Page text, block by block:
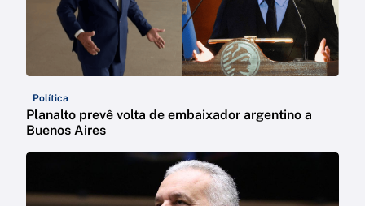
Política
Planalto prevê volta de embaixador argentino a
Buenos Aires